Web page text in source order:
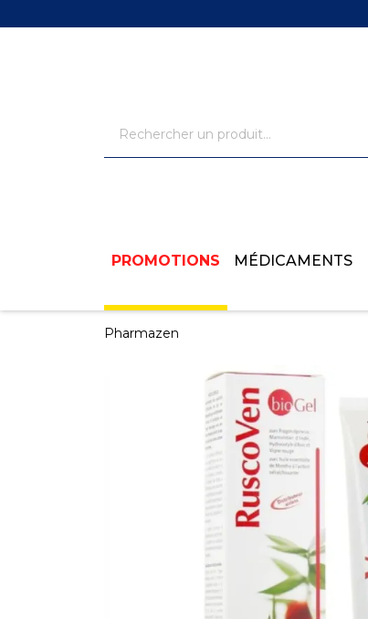
PROMOTIONS MÉDICAMENTS
Pharmazen